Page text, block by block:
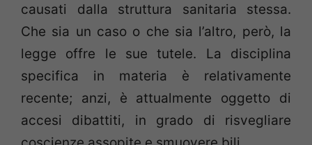
causati dalla struttura sanitaria stessa.
Che sia un caso o che sia l’altro, però, la
legge offre le sue tutele. La disciplina
specifica in materia è relativamente
recente; anzi, è attualmente oggetto di
accesi dibattiti, in grado di risvegliare